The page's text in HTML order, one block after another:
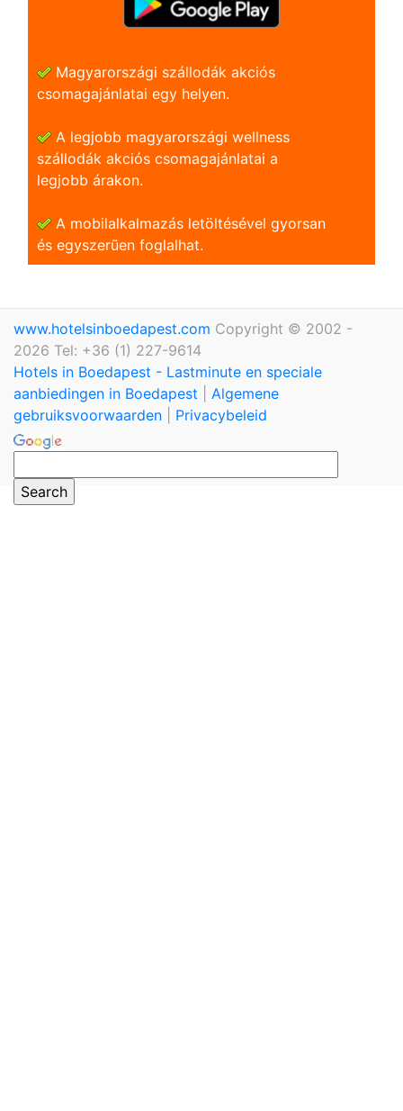
Magyarországi szállodák akciós
csomagajánlatai egy helyen.
A legjobb magyarországi wellness
szállodák akciós csomagajánlatai a
legjobb árakon.
A mobilalkalmazás letöltésével gyorsan
és egyszerũen foglalhat.
www.hotelsinboedapest.com Copyright © 2002 -
2026 Tel: +36 (1) 227-9614
Hotels in Boedapest - Lastminute en speciale
aanbiedingen in Boedapest
Algemene
gebruiksvoorwaarden
Privacybeleid